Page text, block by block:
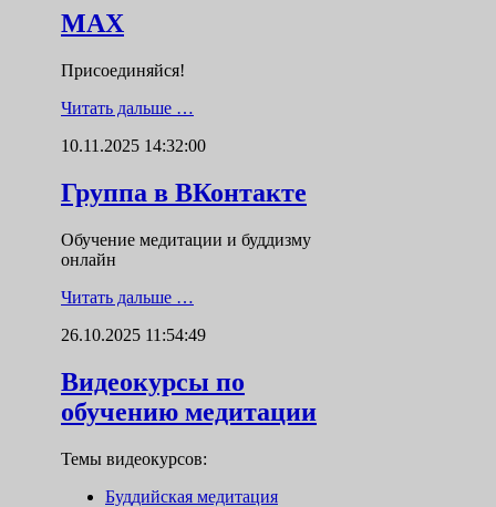
MAX
Присоединяйся!
Читать дальше …
10.11.2025 14:32:00
Группа в ВКонтакте
Обучение медитации и буддизму
онлайн
Читать дальше …
26.10.2025 11:54:49
Видеокурсы по
обучению медитации
Темы видеокурсов:
Буддийская медитация